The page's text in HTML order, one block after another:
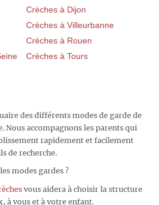
Crèches à Dijon
Crèches à Villeurbanne
Crèches à Rouen
Crèches à Tours
des différents modes de garde de
Nous accompagnons les parents qui
rapidement et facilement
de recherche.
modes gardes ?
vous aidera à choisir la structure
à vous et à votre enfant.